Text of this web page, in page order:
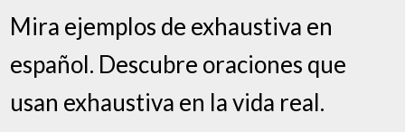
Mira ejemplos de exhaustiva en
español. Descubre oraciones que
usan exhaustiva en la vida real.